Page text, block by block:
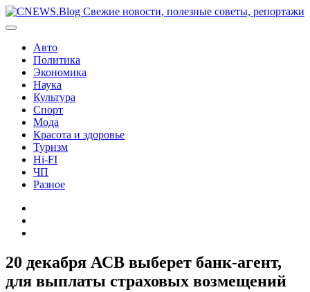
Перейти
к
Авто
Политика
Экономика
Наука
Культура
Спорт
Мода
Красота и здоровье
Туризм
Hi-FI
ЧП
Разное
20 декабря АСВ выберет банк-агент,
для выплаты страховых возмещений